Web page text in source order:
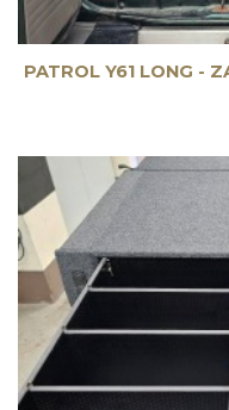
PATROL Y61 LONG -